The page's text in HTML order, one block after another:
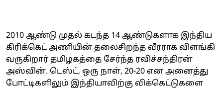
2010 ஆண்டு முதல் கடந்த 14 ஆண்டுகளாக இந்திய
கிரிக்கெட் அணியின் தலைசிறந்த வீரராக விளங்கி
வருகிறார் தமிழகத்தை சேர்ந்த ரவிச்சந்திரன்
அஸ்வின். டெஸ்ட், ஒரு நாள், 20-20 என அனைத்து
போட்டிகளிலும் இந்தியாவிற்கு விக்கெட்டுகளை